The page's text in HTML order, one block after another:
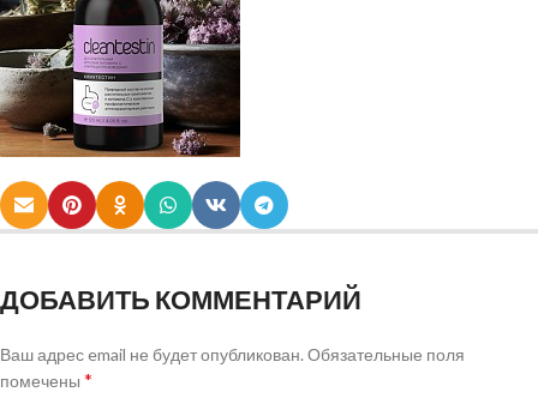
ДОБАВИТЬ КОММЕНТАРИЙ
Ваш адрес email не будет опубликован. Обязательные поля
помечены *